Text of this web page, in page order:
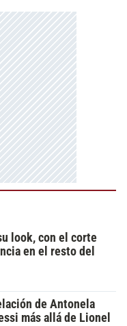
look, con el corte
en el resto del
de Antonela
más allá de Lionel